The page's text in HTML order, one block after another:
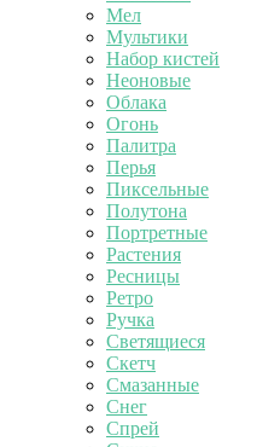
Мел
Мультики
Набор кистей
Неоновые
Облака
Огонь
Палитра
Перья
Пиксельные
Полутона
Портретные
Растения
Ресницы
Ретро
Ручка
Светящиеся
Скетч
Смазанные
Снег
Спрей